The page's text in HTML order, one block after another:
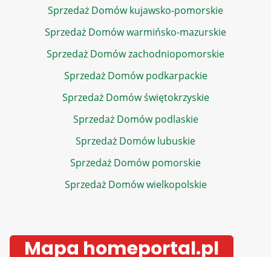
Sprzedaż Domów kujawsko-pomorskie
Sprzedaż Domów warmińsko-mazurskie
Sprzedaż Domów zachodniopomorskie
Sprzedaż Domów podkarpackie
Sprzedaż Domów świętokrzyskie
Sprzedaż Domów podlaskie
Sprzedaż Domów lubuskie
Sprzedaż Domów pomorskie
Sprzedaż Domów wielkopolskie
Mapa homeportal.pl